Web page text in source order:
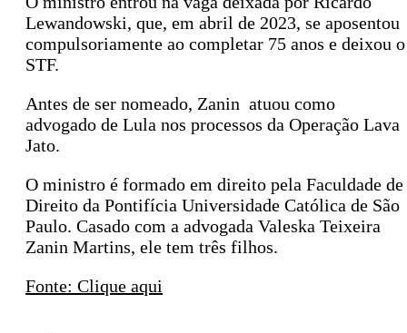
Lewandowski, que, em abril de 2023, se aposentou
compulsoriamente ao completar 75 anos e deixou o
STF.
Antes de ser nomeado, Zanin atuou como
advogado de Lula nos processos da Operação Lava
Jato.
O ministro é formado em direito pela Faculdade de
Direito da Pontifícia Universidade Católica de São
Paulo. Casado com a advogada Valeska Teixeira
Zanin Martins, ele tem três filhos.
Fonte: Clique aqui